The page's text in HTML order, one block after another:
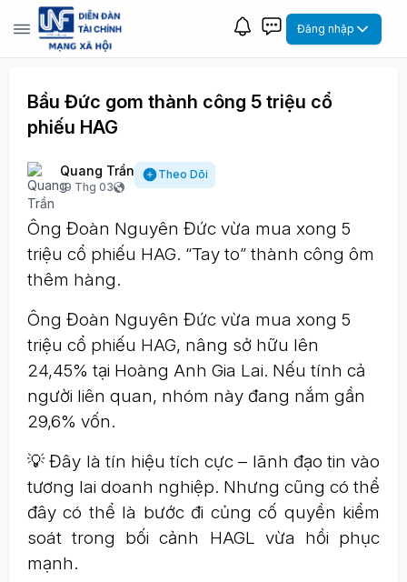
Đăng nhập
Bầu Đức gom thành công 5 triệu cổ
phiếu HAG
Quang Trần
19 Thg 03
Theo Dõi
Ông Đoàn Nguyên Đức vừa mua xong 5
triệu cổ phiếu HAG. “Tay to” thành công ôm
thêm hàng.
Ông Đoàn Nguyên Đức vừa mua xong 5
triệu cổ phiếu HAG, nâng sở hữu lên
24,45% tại Hoàng Anh Gia Lai. Nếu tính cả
người liên quan, nhóm này đang nắm gần
29,6% vốn.
💡 Đây là tín hiệu tích cực – lãnh đạo tin vào
tương lai doanh nghiệp. Nhưng cũng có thể
đây có thể là bước đi củng cố quyền kiểm
soát trong bối cảnh HAGL vừa hồi phục
mạnh.